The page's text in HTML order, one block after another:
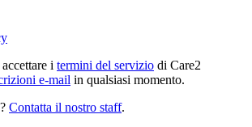
i termini del servizio di Care2
e-mail in qualsiasi momento.
Contatta il nostro staff.